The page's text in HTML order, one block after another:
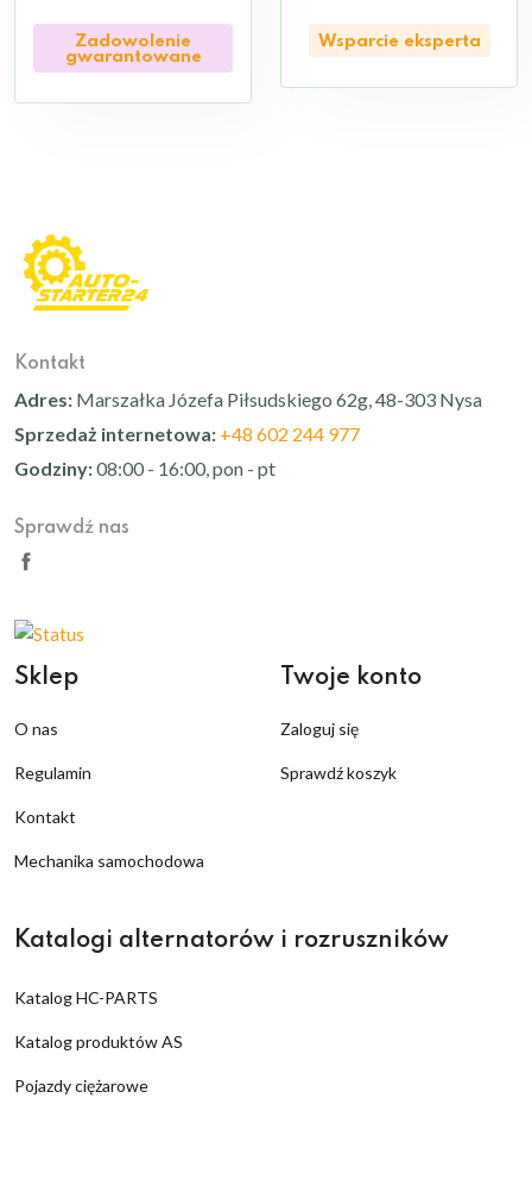
Zadowolenie
gwarantowane
Wsparcie eksperta
Kontakt
Adres: Marszałka Józefa Piłsudskiego 62g, 48-303 Nysa
Sprzedaż internetowa: +48 602 244 977
Godziny:08:00 - 16:00, pon - pt
Sprawdź nas
Sklep
O nas
Regulamin
Kontakt
Mechanika samochodowa
Twoje konto
Zaloguj się
Sprawdź koszyk
Katalogi alternatorów i rozruszników
Katalog HC-PARTS
Katalog produktów AS
Pojazdy ciężarowe